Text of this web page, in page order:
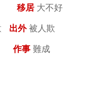
移居 大不好
出外被人欺
作事 難成